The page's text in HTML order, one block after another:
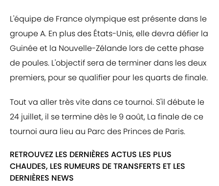
L'équipe de France olympique est présente dans le
groupe A. En plus des États-Unis, elle devra défier la
Guinée et la Nouvelle-Zélande lors de cette phase
de poules. L'objectif sera de terminer dans les deux
premiers, pour se qualifier pour les quarts de finale.
Tout va aller très vite dans ce tournoi. S'il débute le
24 juillet, il se termine dès le 9 août, La finale de ce
tournoi aura lieu au Parc des Princes de Paris.
RETROUVEZ LES DERNIÈRES ACTUS LES PLUS
CHAUDES, LES RUMEURS DE TRANSFERTS ET LES
DERNIÈRES NEWS